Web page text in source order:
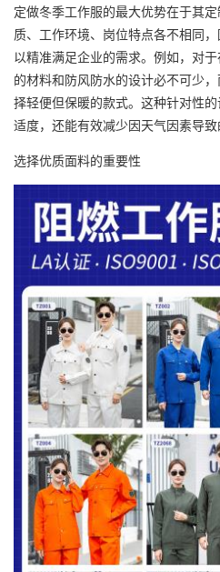
定做冬季工作服的最大优势在于其
质、工作环境、岗位特点各不相同
以精准满足企业的需求。例如，对
的材料和防风防水的设计必不可少
择轻便但保暖的款式。这种针对性
适度，还能有效减少因天气因素导致
选择优质面料的重要性